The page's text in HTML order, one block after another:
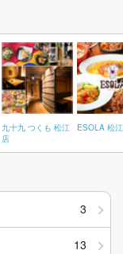
九十九 つくも 松江
店
ESOLA 松
3
13